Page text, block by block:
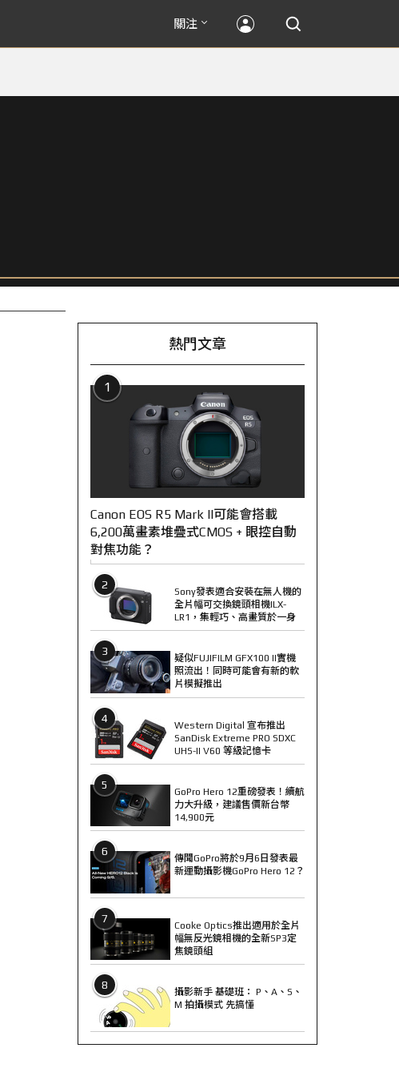
關注
熱門文章
1
Canon EOS R5 Mark II可能會搭載
6,200萬畫素堆疊式CMOS + 眼控自動
對焦功能？
2
Sony發表適合安裝在無人機的
全片幅可交換鏡頭相機ILX-
LR1，集輕巧、高畫質於一身
3
疑似FUJIFILM GFX100 II實機
照流出！同時可能會有新的軟
片模擬推出
4
Western Digital 宣布推出
SanDisk Extreme PRO SDXC
UHS-II V60 等級記憶卡
5
GoPro Hero 12重磅發表！續航
力大升級，建議售價新台幣
14,900元
6
傳聞GoPro將於9月6日發表最
新運動攝影機GoPro Hero 12？
7
Cooke Optics推出適用於全片
幅無反光鏡相機的全新SP3定
焦鏡頭組
8
攝影新手 基礎班： P、A、S、
M 拍攝模式 先搞懂